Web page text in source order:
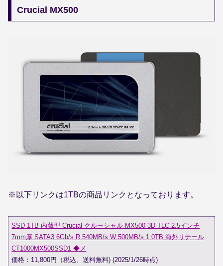
Crucial MX500
※以下リンクは1TBの商品リンクとなっております。
SSD 1TB 内蔵型 Crucial クルーシャル MX500 3D TLC 2.5インチ
7mm厚 SATA3 6Gb/s R:540MB/s W:500MB/s 1.0TB 海外リテール
CT1000MX500SSD1 ◆メ
価格：11,800円（税込、送料無料) (2025/1/26時点)